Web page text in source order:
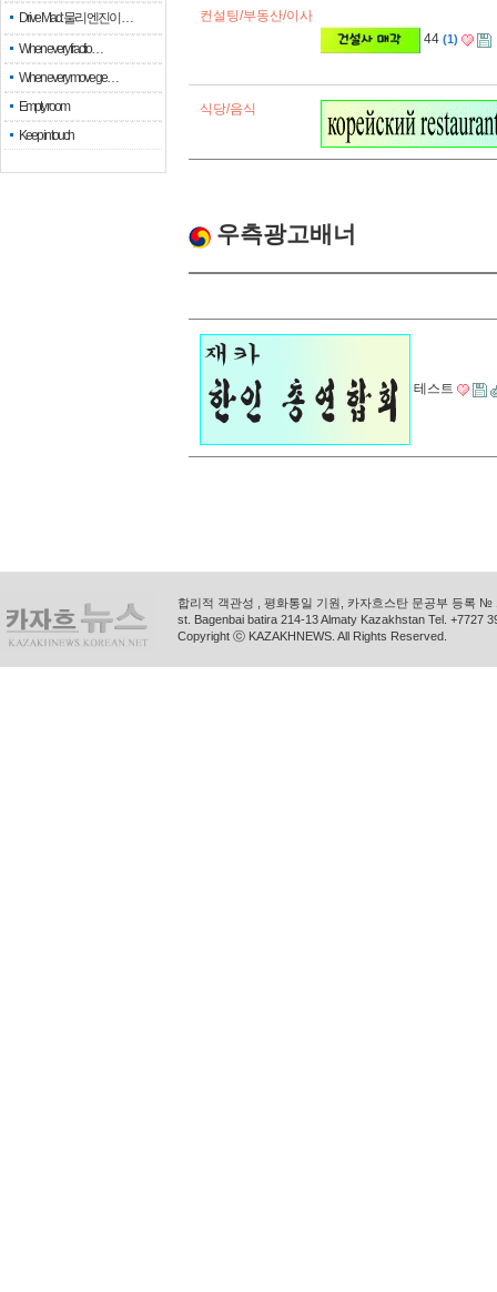
Drive Mad: 물리 엔진이 …
When every fractio…
When every move ge…
Empty room
Keep in touch
컨설팅/부동산/이사
44 1
식당/음식
우측광고배너
테스트
합리적 객관성 , 평화통일 기원, 카자흐스탄 문공부 등록
st. Bagenbai batira 214-13 Almaty Kazakhstan Tel. +7727
Copyright ⓒ KAZAKHNEWS. All Rights Reserved.